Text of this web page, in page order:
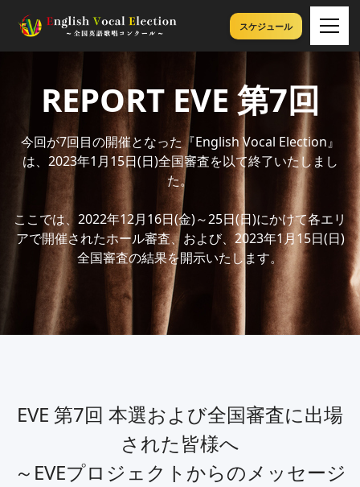
スケジュール
REPORT EVE 第7回
今回が7回目の開催となった『English Vocal Election』
は、2023年1月15日(日)全国審査を以て終了いたしまし
た。
ここでは、2022年12月16日(金)～25日(日)にかけて各エリ
アで開催されたホール審査、および、2023年1月15日(日)
全国審査の結果を開示いたします。
EVE 第7回 本選および全国審査に出場
された皆様へ
～EVEプロジェクトからのメッセージ